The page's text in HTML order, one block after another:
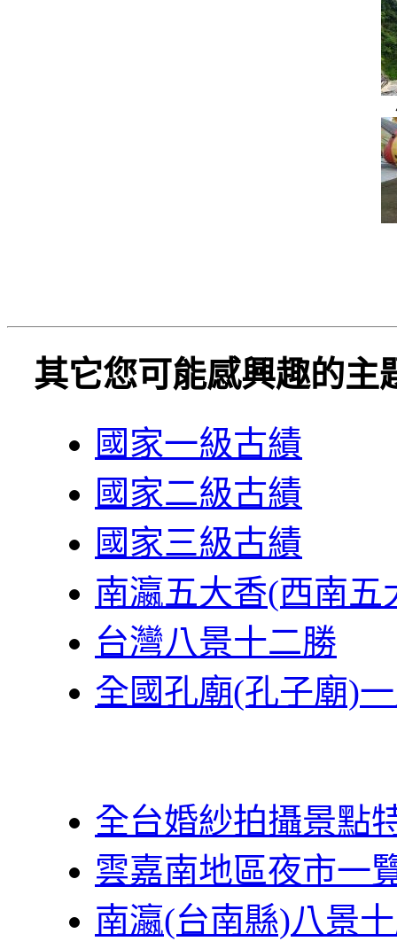
其它您可能感興趣的主
國家一級古績
國家二級古績
國家三級古績
南瀛五大香(西南五
台灣八景十二勝
全國孔廟(孔子廟)
全台婚紗拍攝景點
雲嘉南地區夜市一
南瀛(台南縣)八景